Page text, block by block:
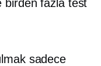
birden fazla test
sadece